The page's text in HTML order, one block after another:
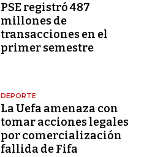
PSE registró 487
millones de
transacciones en el
primer semestre
DEPORTE
La Uefa amenaza con
tomar acciones legales
por comercialización
fallida de Fifa